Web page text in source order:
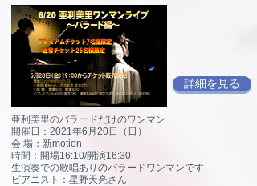
詳細を見る
亜利美里のバラードだけのワンマン
開催日：2021年6月20日（日）
会 場：新motion
時間：開場16:10/開演16:30
生演奏での歌唱ありのバラードワンマンです
ピアニスト：星野天亮さん